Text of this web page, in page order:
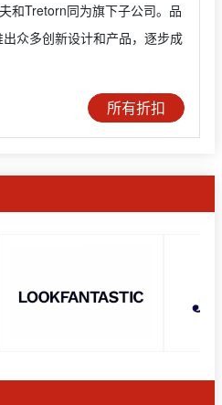
和Tretorn同为旗下子公司。品
众多创新设计和产品，逐步成
所有折扣